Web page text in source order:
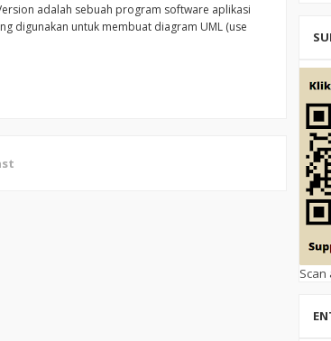
adalah sebuah program software aplikasi
digunakan untuk membuat diagram UML (use
Scan